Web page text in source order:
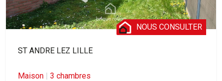
NOUS CONSULTER
ST ANDRE LEZ LILLE
Maison | 3 chambres